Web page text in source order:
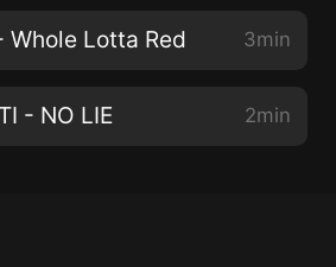
Lotta Red 3min
- NO LIE 2min